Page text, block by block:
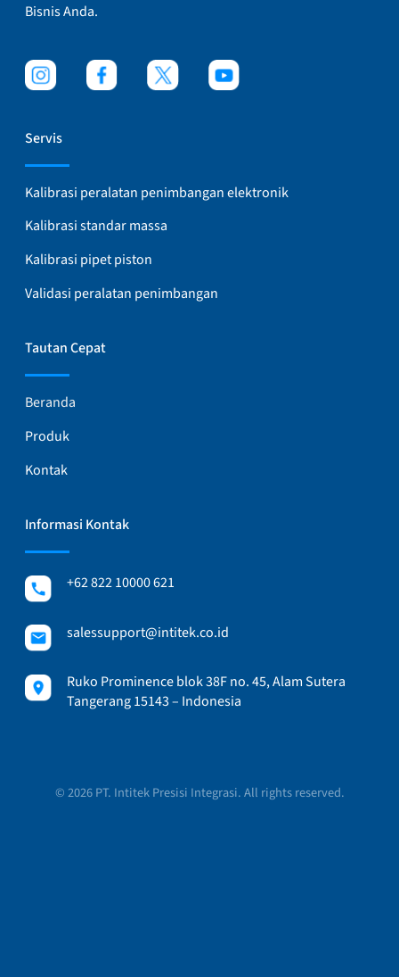
Bisnis Anda.
Servis
Kalibrasi peralatan penimbangan elektronik
Kalibrasi standar massa
Kalibrasi pipet piston
Validasi peralatan penimbangan
Tautan Cepat
Beranda
Produk
Kontak
Informasi Kontak
+62 822 10000 621
salessupport@intitek.co.id
Ruko Prominence blok 38F no. 45, Alam Sutera
Tangerang 15143 – Indonesia
© 2026 PT. Intitek Presisi Integrasi. All rights reserved.